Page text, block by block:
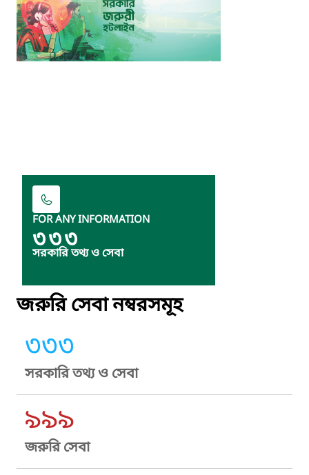
FOR ANY INFORMATION
৩৩৩
সরকারি তথ্য ও সেবা
জরুরি সেবা নম্বরসমূহ
৩৩৩
সরকারি তথ্য ও সেবা
৯৯৯
জরুরি সেবা